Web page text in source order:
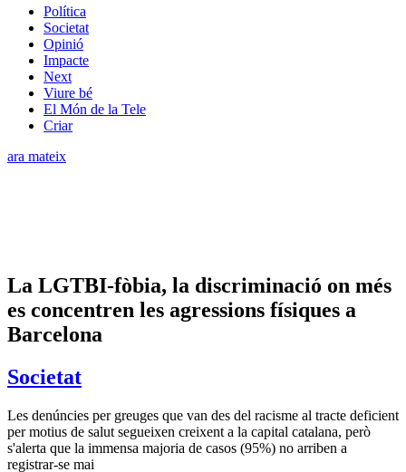
Política
Societat
Opinió
Impacte
Next
Viure bé
El Món de la Tele
Criar
ara mateix
La LGTBI-fòbia, la discriminació on més
es concentren les agressions físiques a
Barcelona
Societat
Les denúncies per greuges que van des del racisme al tracte deficient
per motius de salut segueixen creixent a la capital catalana, però
s'alerta que la immensa majoria de casos (95%) no arriben a
registrar-se mai